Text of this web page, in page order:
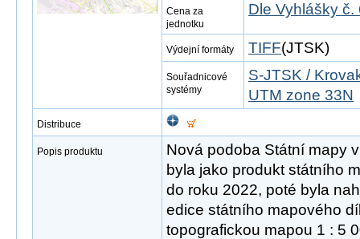
Cena za
jednotku
Dle Vyhlášky
Výdejní formáty TIFF(JTSK)
Souřadnicové
systémy
S-JTSK /
UTM zone 33N
Distribuce
Popis produktu
Nová podoba Státní mapy
byla jako produkt státního
do roku 2022, poté byla
edice státního mapového
topografickou mapou 1 : 5